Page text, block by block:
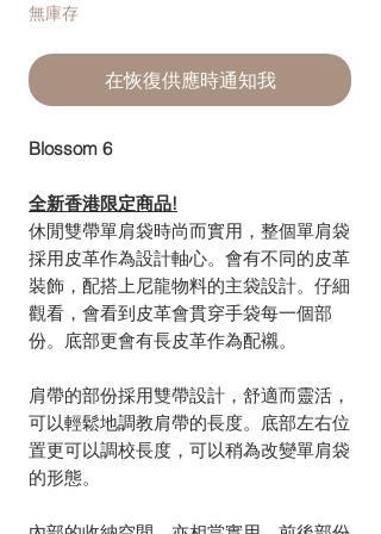
無庫存
在恢復供應時通知我
Blossom 6
全新香港限定商品!
休閒雙帶單肩袋時尚而實用，整個單肩袋
採用皮革作為設計軸心。會有不同的皮革
裝飾，配搭上尼龍物料的主袋設計。仔細
觀看，會看到皮革會貫穿手袋每一個部
份。底部更會有長皮革作為配襯。
肩帶的部份採用雙帶設計，舒適而靈活，
可以輕鬆地調教肩帶的長度。底部左右位
置更可以調校長度，可以稍為改變單肩袋
的形態。